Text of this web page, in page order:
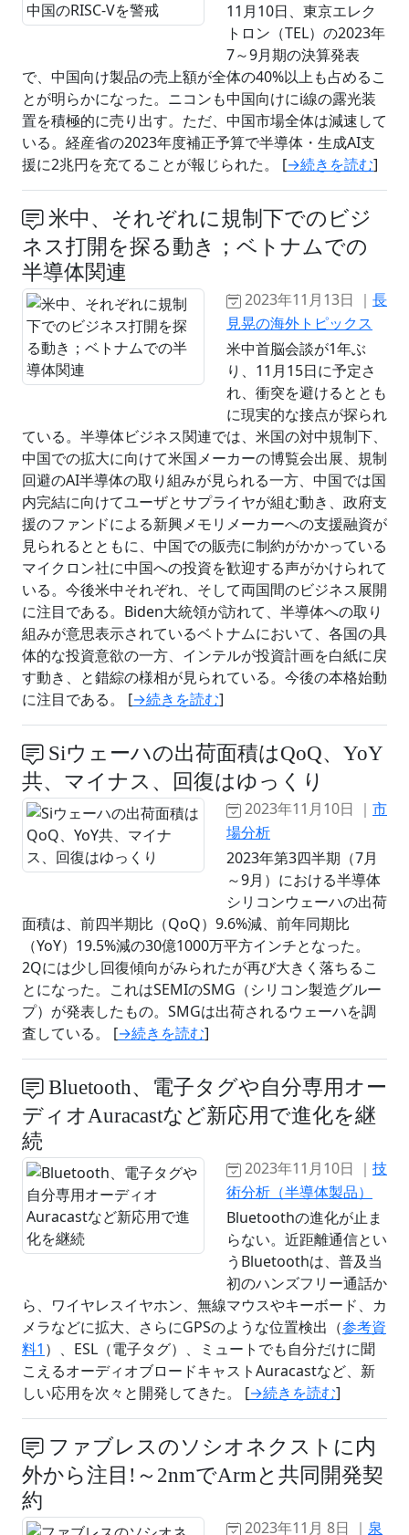
11月10日、東京エレク
トロン（TEL）の2023年
7～9月期の決算発表
で、中国向け製品の売上額が全体の40%以上も占めるこ
とが明らかになった。ニコンも中国向けにi線の露光装
置を積極的に売り出す。ただ、中国市場全体は減速して
いる。経産省の2023年度補正予算で半導体・生成AI支
援に2兆円を充てることが報じられた。 [→続きを読む]
米中、それぞれに規制下でのビジ
ネス打開を探る動き；ベトナムでの
半導体関連
2023年11月13日 ｜ 長
見晃の海外トピックス
米中首脳会談が1年ぶ
り、11月15日に予定さ
れ、衝突を避けるととも
に現実的な接点が探られ
ている。半導体ビジネス関連では、米国の対中規制下、
中国での拡大に向けて米国メーカーの博覧会出展、規制
回避のAI半導体の取り組みが見られる一方、中国では国
内完結に向けてユーザとサプライヤが組む動き、政府支
援のファンドによる新興メモリメーカーへの支援融資が
見られるとともに、中国での販売に制約がかかっている
マイクロン社に中国への投資を歓迎する声がかけられて
いる。今後米中それぞれ、そして両国間のビジネス展開
に注目である。Biden大統領が訪れて、半導体への取り
組みが意思表示されているベトナムにおいて、各国の具
体的な投資意欲の一方、インテルが投資計画を白紙に戻
す動き、と錯綜の様相が見られている。今後の本格始動
に注目である。 [→続きを読む]
Siウェーハの出荷面積はQoQ、YoY
共、マイナス、回復はゆっくり
2023年11月10日 ｜ 市
場分析
2023年第3四半期（7月
～9月）における半導体
シリコンウェーハの出荷
面積は、前四半期比（QoQ）9.6%減、前年同期比
（YoY）19.5%減の30億1000万平方インチとなった。
2Qには少し回復傾向がみられたが再び大きく落ちるこ
とになった。これはSEMIのSMG（シリコン製造グルー
プ）が発表したもの。SMGは出荷されるウェーハを調
査している。 [→続きを読む]
Bluetooth、電子タグや自分専用オー
ディオAuracastなど新応用で進化を継
続
2023年11月10日 ｜ 技
術分析（半導体製品）
Bluetoothの進化が止ま
らない。近距離通信とい
うBluetoothは、普及当
初のハンズフリー通話か
ら、ワイヤレスイヤホン、無線マウスやキーボード、カ
メラなどに拡大、さらにGPSのような位置検出（参考資
料1 ）、ESL（電子タグ）、ミュートでも自分だけに聞
こえるオーディオブロードキャストAuracastなど、新
しい応用を次々と開発してきた。 [→続きを読む]
ファブレスのソシオネクストに内
外から注目!～2nmでArmと共同開発契
約
2023年11月 8日 ｜ 泉